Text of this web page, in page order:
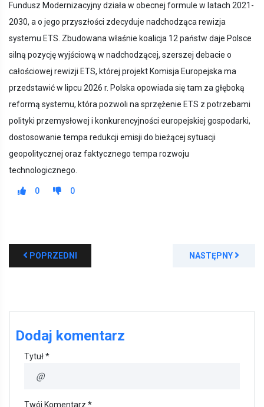
Fundusz Modernizacyjny działa w obecnej formule w latach 2021-
2030, a o jego przyszłości zdecyduje nadchodząca rewizja
systemu ETS. Zbudowana właśnie koalicja 12 państw daje Polsce
silną pozycję wyjściową w nadchodzącej, szerszej debacie o
całościowej rewizji ETS, której projekt Komisja Europejska ma
przedstawić w lipcu 2026 r. Polska opowiada się tam za głęboką
reformą systemu, która pozwoli na sprzężenie ETS z potrzebami
polityki przemysłowej i konkurencyjności europejskiej gospodarki,
dostosowanie tempa redukcji emisji do bieżącej sytuacji
geopolitycznej oraz faktycznego tempa rozwoju
technologicznego.
0 0
POPRZEDNI NASTĘPNY
Dodaj komentarz
Tytuł *
Twój Komentarz *